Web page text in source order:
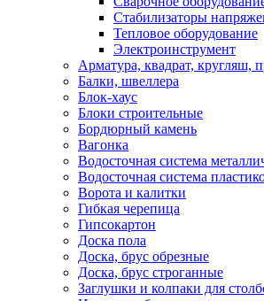
Стабилизаторы
Тепловое оборудование
Электроинструмент
Арматура, квадрат, кругляш,
Балки, швеллера
Блок-хаус
Блоки строительные
Бордюрный камень
Вагонка
Водосточная система
Водосточная система
Ворота и калитки
Гибкая черепица
Гипсокартон
Доска пола
Доска, брус обрезные
Доска, брус строганные
Заглушки и колпаки для